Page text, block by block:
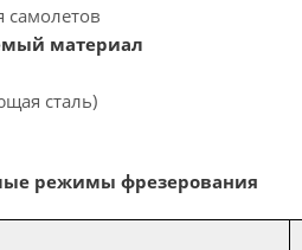
самолетов
материал
сталь)
режимы фрезерования